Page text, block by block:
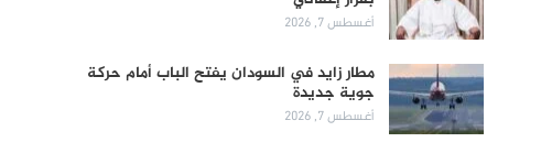
أغسطس 7, 2026
مطار زايد في السودان يفتح الباب أمام حركة
جوية جديدة
أغسطس 7, 2026